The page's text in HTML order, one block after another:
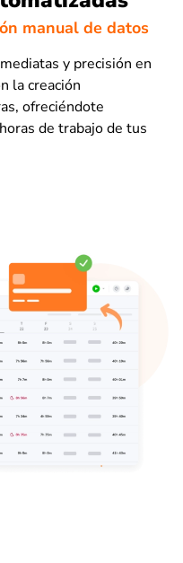
manual de datos
y precisión en
la creación
ofreciéndote
de trabajo de tus